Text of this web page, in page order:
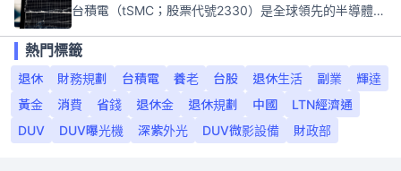
台積電（tSMC；股票代號2330）是全球領先的半導體代工公司，成立於1987年，總部位於台灣新竹。且已於美國、日本、德國及中國設廠，台積電是全球首家專業積體電路製造服務公司，也是全球最先進和最大規模的半導體代工廠。
熱門標籤
退休
財務規劃 台積電 養老 台股 退休生活 副業
輝達
黃金
消費 省錢 退休金 退休規劃 中國
LTN經濟通
DUV
DUV曝光機 深紫外光 DUV微影設備 財政部